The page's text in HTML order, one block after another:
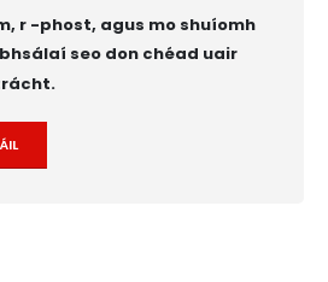
r -phost, agus mo shuíomh
seo don chéad uair